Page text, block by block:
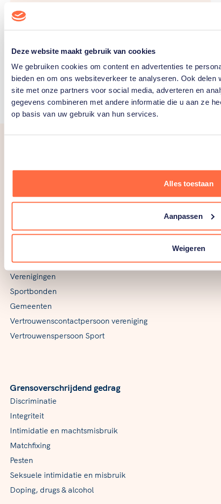
Deze website maakt gebruik van cookies
We gebruiken cookies om content en advertenties te
bieden en om ons websiteverkeer te analyseren. Ook
site met onze partners voor social media, adverteren en
gegevens combineren met andere informatie die u aan ze
op basis van uw gebruik van hun services.
Alles toestaan
Aanpassen
Weigeren
Waar kan ik terecht als ik eerst
vertrouwelijk wil spreken, voordat ik
Volg CVSN online
Over en voor professionals
Verenigingen
Sportbonden
Gemeenten
Vertrouwenscontactpersoon vereniging
Vertrouwenspersoon Sport
Grensoverschrijdend gedrag
Discriminatie
Integriteit
Intimidatie en machtsmisbruik
Matchfixing
Pesten
Seksuele intimidatie en misbruik
Doping, drugs & alcohol